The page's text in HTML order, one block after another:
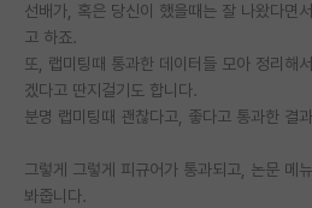
취업 게시판
임용 후기 게시판
PI 전용 게시판
인문사회 계열 게시판
선배가, 혹은 당신이 했을때는 잘 나왔다면
고 하죠.
또, 랩미팅때 통과한 데이터들 모아 정리해
겠다고 딴지걸기도 합니다.
분명 랩미팅때 괜찮다고, 좋다고 통과한 결
그렇게 그렇게 피규어가 통과되고, 논문 메
봐줍니다.